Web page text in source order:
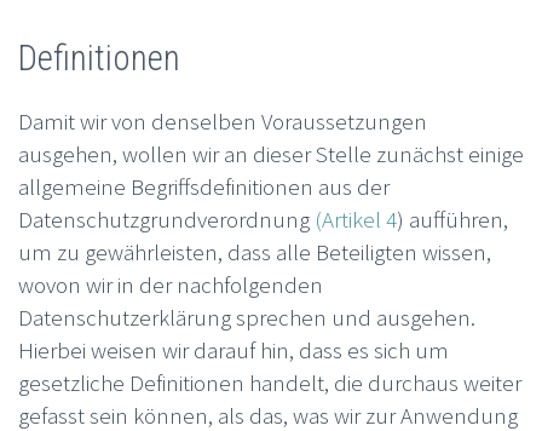
Definitionen
Damit wir von denselben Voraussetzungen
ausgehen, wollen wir an dieser Stelle zunächst einige
allgemeine Begriffsdefinitionen aus der
Datenschutzgrundverordnung (Artikel 4) aufführen,
um zu gewährleisten, dass alle Beteiligten wissen,
wovon wir in der nachfolgenden
Datenschutzerklärung sprechen und ausgehen.
Hierbei weisen wir darauf hin, dass es sich um
gesetzliche Definitionen handelt, die durchaus weiter
gefasst sein können, als das, was wir zur Anwendung